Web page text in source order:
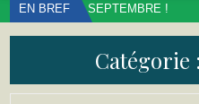
EN BREF! 2026-06-19
Catégorie :